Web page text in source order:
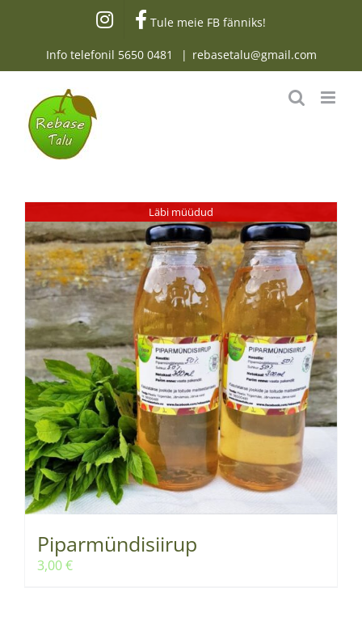
Tule meie FB fänniks!
Info telefonil 5650 0481 | rebasetalu@gmail.com
Läbi müüdud
Piparmündisiirup
3,00€